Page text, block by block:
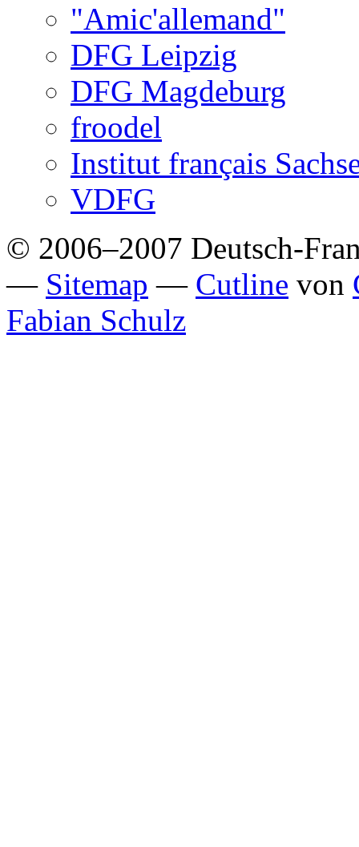
"Amic'allemand"
DFG Leipzig
DFG Magdeburg
froodel
Institut français
VDFG
© 2006–2007 Deutsch-
— Sitemap — Cutline von
Fabian Schulz